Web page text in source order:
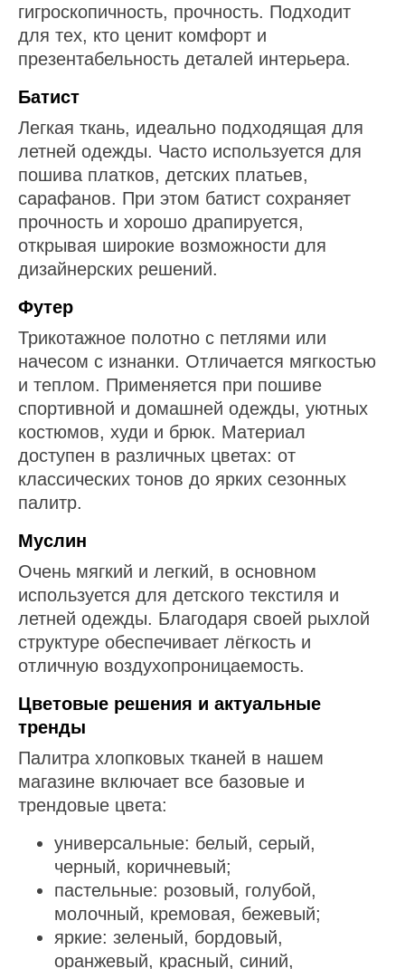
гигроскопичность, прочность. Подходит
для тех, кто ценит комфорт и
презентабельность деталей интерьера.
Батист
Легкая ткань, идеально подходящая для
летней одежды. Часто используется для
пошива платков, детских платьев,
сарафанов. При этом батист сохраняет
прочность и хорошо драпируется,
открывая широкие возможности для
дизайнерских решений.
Футер
Трикотажное полотно с петлями или
начесом с изнанки. Отличается мягкостью
и теплом. Применяется при пошиве
спортивной и домашней одежды, уютных
костюмов, худи и брюк. Материал
доступен в различных цветах: от
классических тонов до ярких сезонных
палитр.
Муслин
Очень мягкий и легкий, в основном
используется для детского текстиля и
летней одежды. Благодаря своей рыхлой
структуре обеспечивает лёгкость и
отличную воздухопроницаемость.
Цветовые решения и актуальные
тренды
Палитра хлопковых тканей в нашем
магазине включает все базовые и
трендовые цвета:
универсальные: белый, серый,
черный, коричневый;
пастельные: розовый, голубой,
молочный, кремовая, бежевый;
яркие: зеленый, бордовый,
оранжевый, красный, синий,